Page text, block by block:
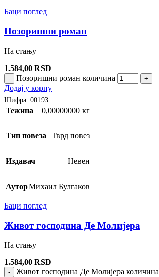
Баци поглед
Позоришни роман
На стању
1.584,00 RSD
- Позоришни роман количина +
Додај у корпу
Шифра: 00193
Тежина 0,00000000 кг
Тип повеза Тврд повез
Издавач Невен
АуторМихаил Булгаков
Баци поглед
Живот господина Де Молијера
На стању
1.584,00 RSD
- Живот господина Де Молијера количина